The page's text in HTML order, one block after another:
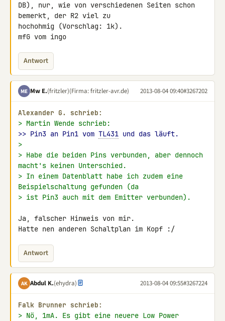
DB), nur, wie von verschiedenen Seiten schon
bemerkt, der R2 viel zu
hochohmig (Vorschlag: 1k).
mfG vom ingo
Antwort
ME Mw E.(fritzler)(Firma: fritzler-avr.de) 2013-08-04 09:40#3267202
Alexander G. schrieb:
> Martin Wende schrieb:
>> Pin3 an Pin1 vom TL431 und das läuft.
>
> Habe die beiden Pins verbunden, aber dennoch
macht's keinen Unterschied.
> In einem Datenblatt habe ich zudem eine
Beispielschaltung gefunden (da
> ist Pin3 auch mit dem Emitter verbunden).
Ja, falscher Hinweis von mir.
Hatte nen anderen Schaltplan im Kopf :/
Antwort
AK Abdul K.(ehydra) 2013-08-04 09:55#3267224
Falk Brunner schrieb:
> Nö, 1mA. Es gibt eine neuere Low Power